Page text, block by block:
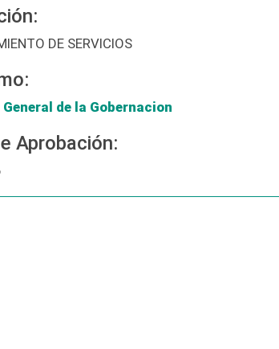
DE SERVICIOS
de la Gobernacion
Aprobación: